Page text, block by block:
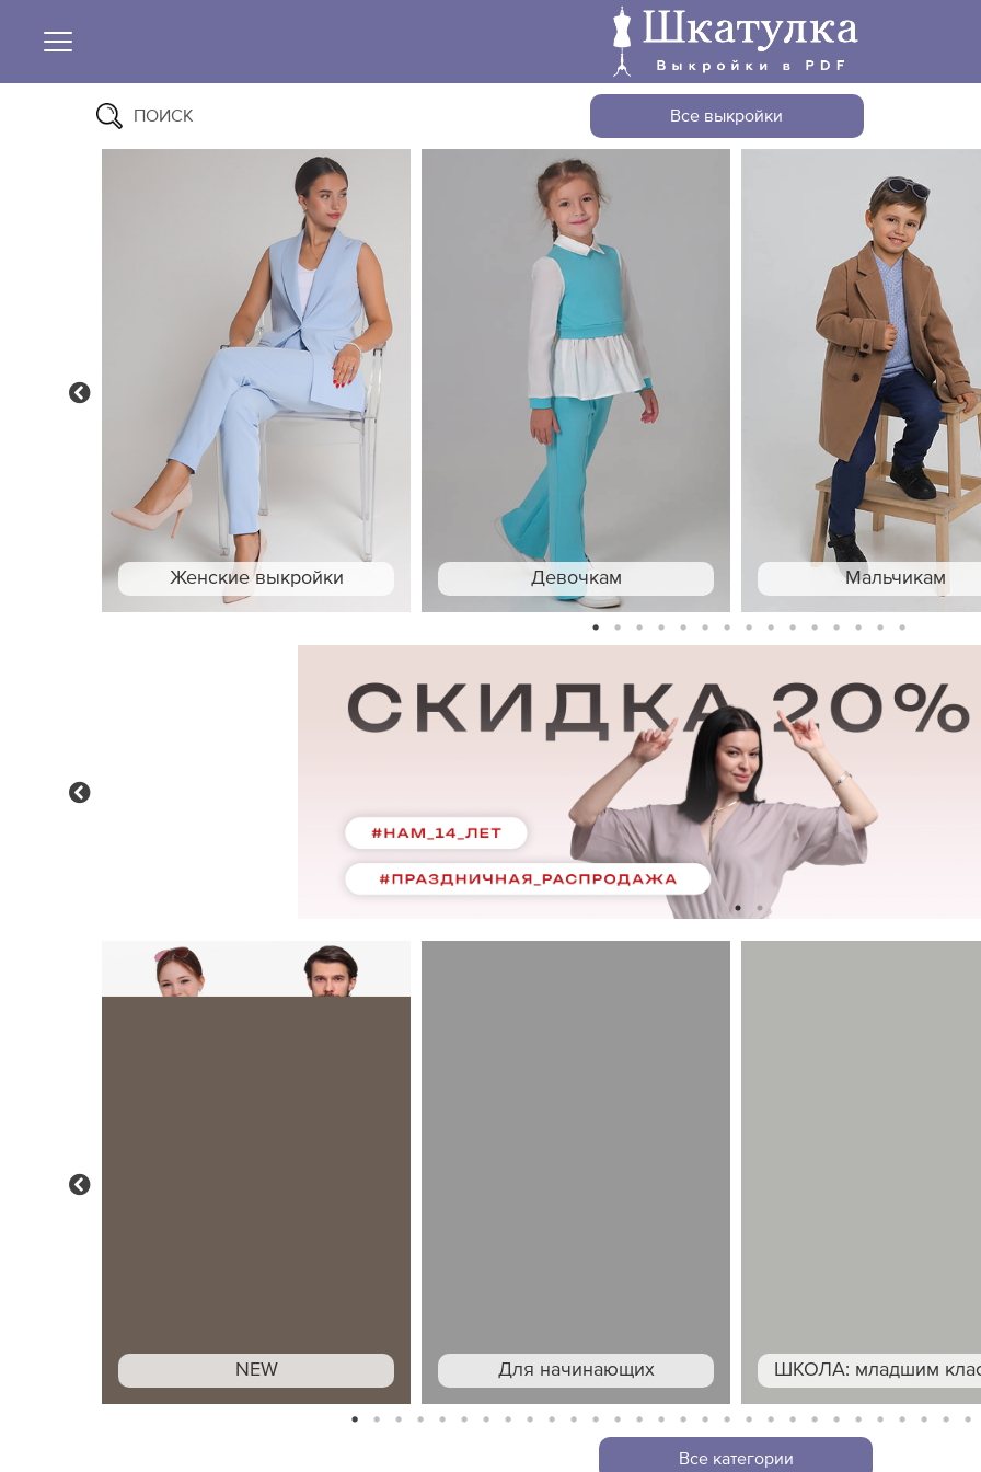
ПОИСК Все выкройки
Женские выкройки Девочкам Мальчикам
1 2 3 4 5 6 7 8 9 10 11 12 13 14 15
1 2
NEW Для начинающих ШКОЛА: младшим
1 2 3 4 5 6 7 8 9 10 11 12 13 14 15 16 17 18 19 20 21 22 23 24 25 26 27 28
Все категории